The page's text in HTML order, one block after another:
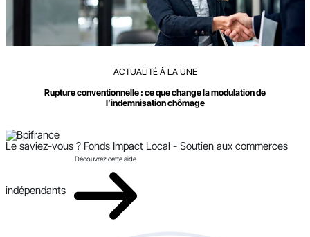
ACTUALITÉ À LA UNE
Rupture conventionnelle : ce que change la modulation de
l’indemnisation chômage
Le saviez-vous ? Fonds Impact Local - Soutien aux commerces
indépendants
Découvrez cette aide